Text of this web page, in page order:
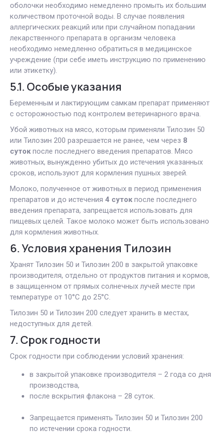
оболочки необходимо немедленно промыть их большим
количеством проточной воды. В случае появления
аллергических реакций или при случайном попадании
лекарственного препарата в организм человека
необходимо немедленно обратиться в медицинское
учреждение (при себе иметь инструкцию по применению
или этикетку).
5.1. Особые указания
Беременным и лактирующим самкам препарат применяют
с осторожностью под контролем ветеринарного врача.
Убой животных на мясо, которым применяли Тилозин 50
или Тилозин 200 разрешается не ранее, чем через 8
суток после последнего введения препаратов. Мясо
животных, вынужденно убитых до истечения указанных
сроков, используют для кормления пушных зверей.
Молоко, полученное от животных в период применения
препаратов и до истечения 4 суток после последнего
введения препарата, запрещается использовать для
пищевых целей. Такое молоко может быть использовано
для кормления животных.
6. Условия хранения Тилозин
Хранят Тилозин 50 и Тилозин 200 в закрытой упаковке
производителя, отдельно от продуктов питания и кормов,
в защищенном от прямых солнечных лучей месте при
температуре от 10°С до 25°С.
Тилозин 50 и Тилозин 200 следует хранить в местах,
недоступных для детей.
7. Срок годности
Срок годности при соблюдении условий хранения:
в закрытой упаковке производителя – 2 года со дня
производства,
после вскрытия флакона – 28 суток.
Запрещается применять Тилозин 50 и Тилозин 200
по истечении срока годности.